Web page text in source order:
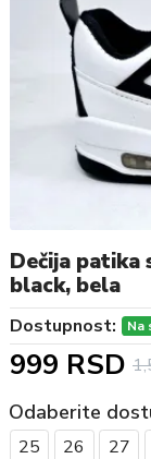
Dečija patika
black, bela
Dostupnost: Na
999 RSD
Odaberite
25 26 27